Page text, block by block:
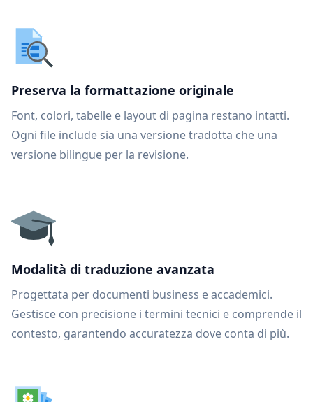
Preserva la formattazione originale
Font, colori, tabelle e layout di pagina restano intatti.
Ogni file include sia una versione tradotta che una
versione bilingue per la revisione.
Modalità di traduzione avanzata
Progettata per documenti business e accademici.
Gestisce con precisione i termini tecnici e comprende il
contesto, garantendo accuratezza dove conta di più.